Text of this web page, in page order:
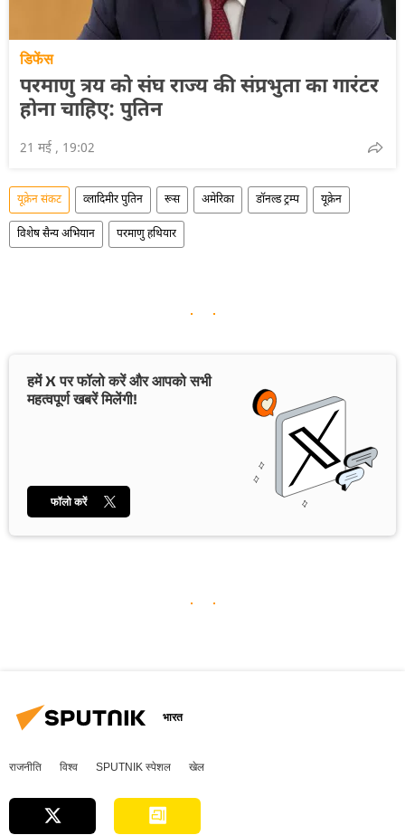
डिफेंस
परमाणु त्रय को संघ राज्य की संप्रभुता का गारंटर
होना चाहिए: पुतिन
21 मई , 19:02
यूक्रेन संकट व्लादिमीर पुतिन रूस अमेरिका डॉनल्ड ट्रम्प यूक्रेन
विशेष सैन्य अभियान परमाणु हथियार
हमें X पर फॉलो करें और आपको सभी
महत्वपूर्ण खबरें मिलेंगी!
फॉलो करें
भारत
राजनीति विश्व SPUTNIK स्पेशल खेल